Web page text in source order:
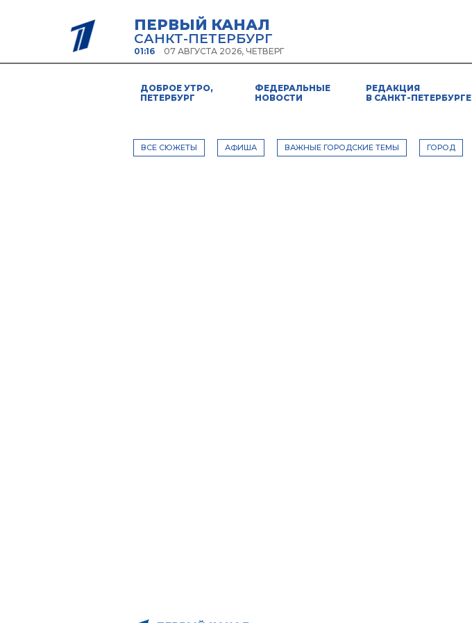
ПЕРВЫЙ КАНАЛ
САНКТ-ПЕТЕРБУРГ
01:16 07 АВГУСТА 2026, ЧЕТВЕРГ
ДОБРОЕ УТРО,
ПЕТЕРБУРГ
ФЕДЕРАЛЬНЫЕ
НОВОСТИ
РЕДАКЦИЯ
В САНКТ-ПЕТЕРБУРГЕ
ВСЕ СЮЖЕТЫ АФИША ВАЖНЫЕ ГОРОДСКИЕ ТЕМЫ ГОРОД